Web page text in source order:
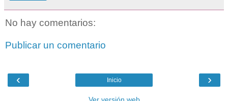
No hay comentarios:
Publicar un comentario
‹ ›
Inicio